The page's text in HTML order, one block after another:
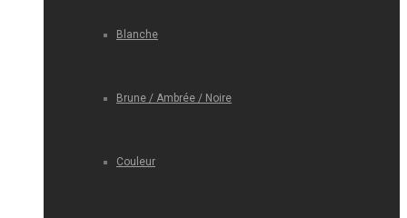
Blanche
Brune / Ambrée / Noire
Couleur